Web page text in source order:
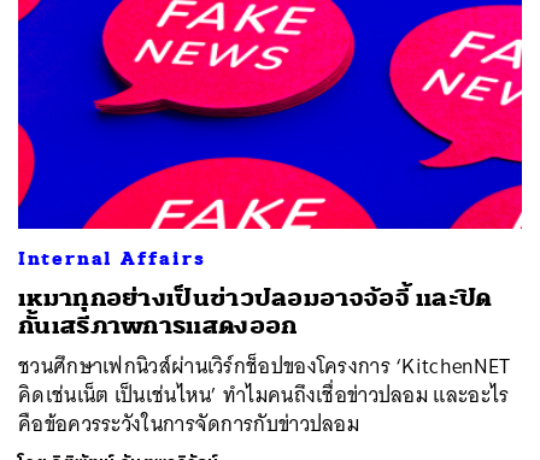
Internal Affairs
เหมาทุกอย่างเป็นข่าวปลอมอาจจ้อจี้ และปิด
กั้นเสรีภาพการแสดงออก
ชวนศึกษาเฟกนิวส์ผ่านเวิร์กช็อปของโครงการ ‘KitchenNET
คิดเช่นเน็ต เป็นเช่นไหน’ ทำไมคนถึงเชื่อข่าวปลอม และอะไร
คือข้อควรระวังในการจัดการกับข่าวปลอม